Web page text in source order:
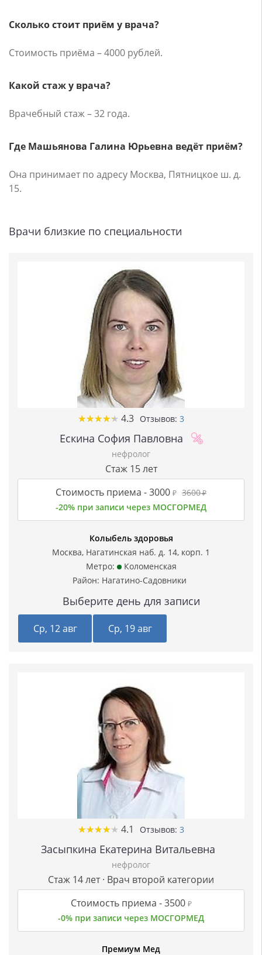
Сколько стоит приём у врача?
Стоимость приёма – 4000 рублей.
Какой стаж у врача?
Врачебный стаж – 32 года.
Где Машьянова Галина Юрьевна ведёт приём?
Она принимает по адресу Москва, Пятницкое ш. д.
15.
Врачи близкие по специальности
★★★★★
★★★★★ 4.3 Отзывов: 3
Ескина София Павловна
нефролог
Стаж 15 лет
Стоимость приема -3000 ₽ 3600₽
-20% при записи через МОСГОРМЕД
Колыбель здоровья
Москва, Нагатинская наб. д. 14, корп. 1
Метро:
Коломенская
Район: Нагатино-Садовники
Выберите день для записи
Ср, 12 авг Ср, 19 авг
★★★★★
★★★★★ 4.1 Отзывов: 3
Засыпкина Екатерина Витальевна
нефролог
Стаж 14 лет · Врач второй категории
Стоимость приема -3500 ₽
-0% при записи через МОСГОРМЕД
Премиум Мед